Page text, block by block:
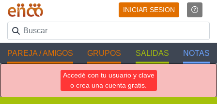
INICIAR SESION
PAREJA / AMIGOS GRUPOS SALIDAS NOTAS
Accedé con tu usuario y clave
o crea una cuenta gratis.